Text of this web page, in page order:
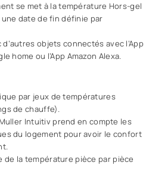
se met à la température Hors-gel
une date de fin définie par
objets connectés avec l’App
home ou l’App Amazon Alexa.
par jeux de températures
de chauffe).
Intuitiv prend en compte les
du logement pour avoir le confort
de la température pièce par pièce